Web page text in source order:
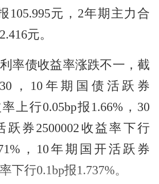
105.995元，2年期主力合
元。
率债收益率涨跌不一，截
，10年期国债活跃券
上行0.05bp报1.66%，30
跃券2500002收益率下行
，10年期国开活跃券
下行0.1bp报1.737%。